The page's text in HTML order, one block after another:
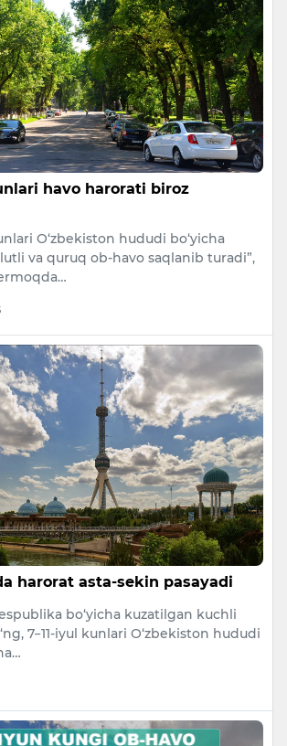
havo harorati biroz
O‘zbekiston hududi bo‘yicha
va quruq ob-havo saqlanib turadi”,
harorat asta-sekin pasayadi
bo‘yicha kuzatilgan kuchli
7−11-iyul kunlari O‘zbekiston hududi